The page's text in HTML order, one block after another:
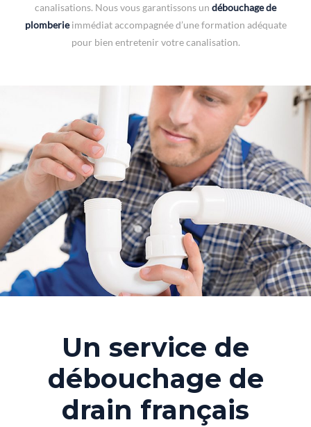
canalisations. Nous vous garantissons un débouchage de
plomberieimmédiat accompagnée d’une formation adéquate
pour bien entretenir votre canalisation.
Un service de
débouchage de
drain français